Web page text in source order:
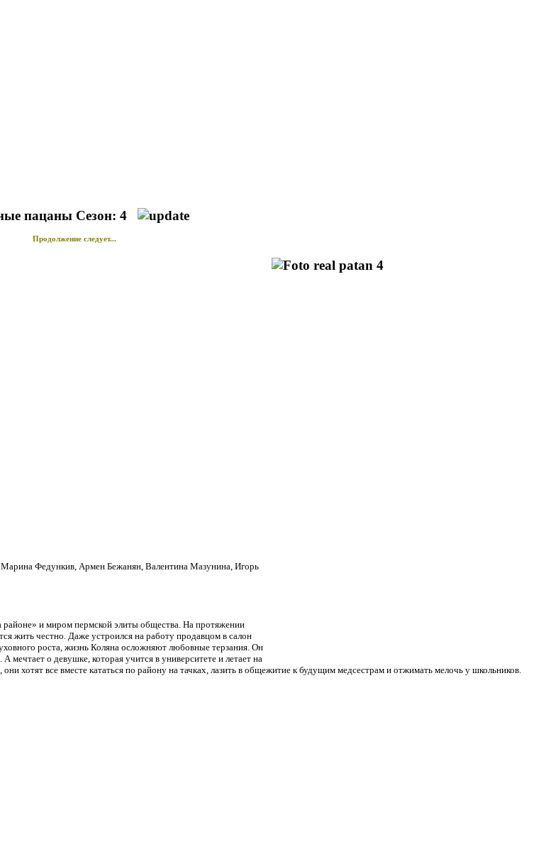
пацаны Сезон: 4
Продолжение следует...
Федункив, Армен Бежанян, Валентина Мазунина, Игорь
и миром пермской элиты общества. На протяжении
жить честно. Даже устроился на работу продавцом в салон
роста, жизнь Коляна осложняют любовные терзания. Он
мечтает о девушке, которая учится в университете и летает на
хотят все вместе кататься по району на тачках, лазить в общежитие к будущим медсестрам и отжимать мелочь у школьников.